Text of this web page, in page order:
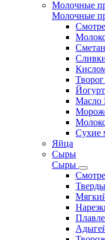
Молочные
Молочные
Масло
Сухие
Яйца
Сыры
Сыры